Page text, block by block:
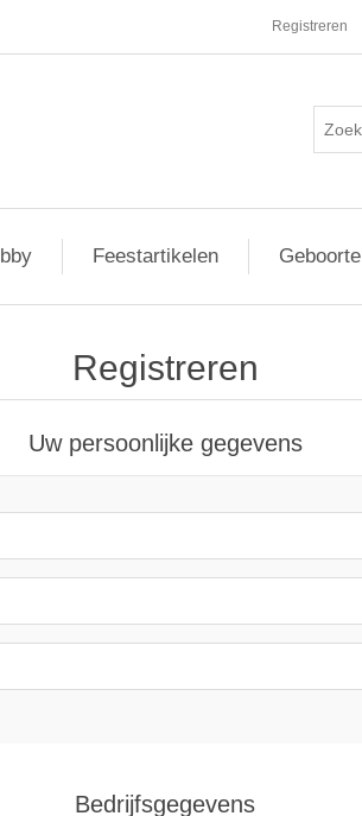
Registreren
Feestartikelen Geboorte
Registreren
Uw persoonlijke gegevens
Bedrijfsgegevens